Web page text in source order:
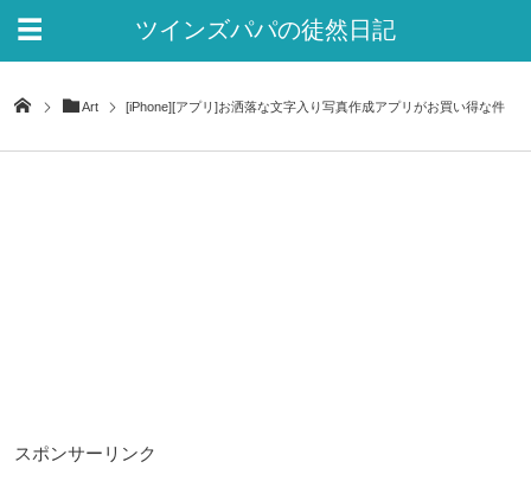
ツインズパパの徒然日記
Art [iPhone][アプリ]お洒落な文字入り写真作成アプリがお買い得な件
スポンサーリンク